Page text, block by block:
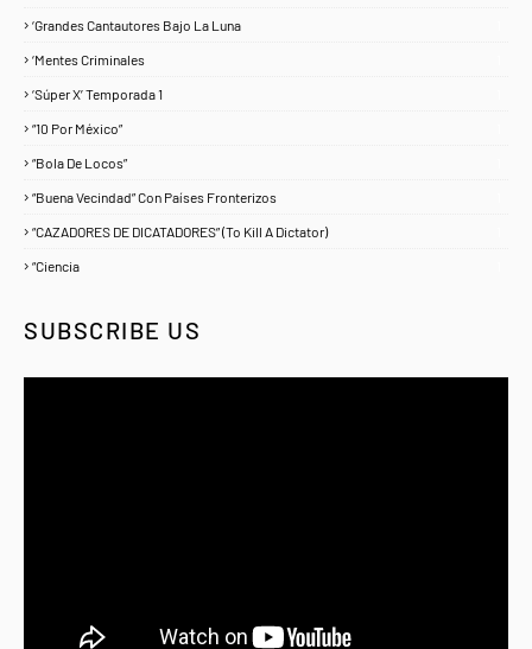
‘Grandes Cantautores Bajo La Luna
‘Mentes Criminales
‘Súper X’ Temporada 1
“10 Por México”
“Bola De Locos”
“Buena Vecindad” Con Países Fronterizos
“CAZADORES DE DICATADORES” (To Kill A Dictator)
“Ciencia
SUBSCRIBE US